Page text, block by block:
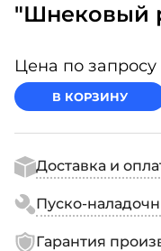
"Шнековый
Цена по запросу
В КОРЗИНУ
Доставка и
Пуско-
Гарантия